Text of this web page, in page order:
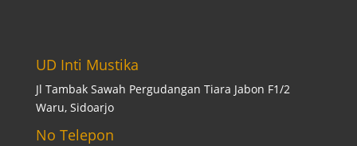
UD Inti Mustika
Jl Tambak Sawah Pergudangan Tiara Jabon F1/2
Waru, Sidoarjo
No Telepon